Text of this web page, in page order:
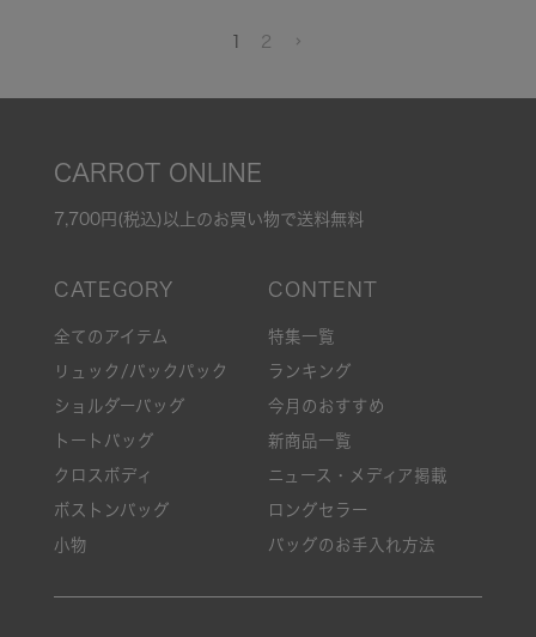
2
CARROT ONLINE
7,700円(税込)以上のお買い物で送料無料
全てのアイテム
リュック/バックパック
ショルダーバッグ
トートバッグ
クロスボディ
ボストンバッグ
小物
特集一覧
ランキング
今月のおすすめ
新商品一覧
ニュース・メディア掲載
ロングセラー
バッグのお手入れ方法